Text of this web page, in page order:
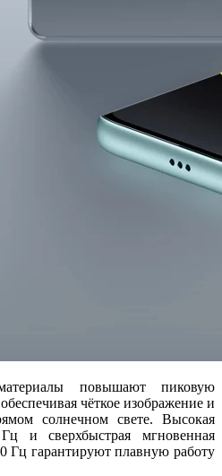
повышают пиковую
чёткое изображение и
солнечном свете. Высокая
и сверхбыстрая мгновенная
Гц гарантируют плавную работу